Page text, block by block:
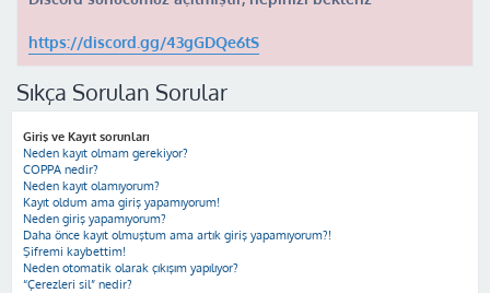
https://discord.gg/43gGDQe6tS
Sıkça Sorulan Sorular
Giriş ve Kayıt sorunları
Neden kayıt olmam gerekiyor?
COPPA nedir?
Neden kayıt olamıyorum?
Kayıt oldum ama giriş yapamıyorum!
Neden giriş yapamıyorum?
Daha önce kayıt olmuştum ama artık giriş yapamıyorum?!
Şifremi kaybettim!
Neden otomatik olarak çıkışım yapılıyor?
“Çerezleri sil” nedir?